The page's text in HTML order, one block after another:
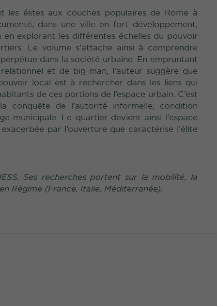
élites aux couches populaires de Rome à
dans une ville en fort développement,
en explorant les différentes échelles du pouvoir
Le volume s’attache ainsi à comprendre
dans la société urbaine. En empruntant
et de big-man, l’auteur suggère que
local est à rechercher dans les liens qui
de ces portions de l’espace urbain. C’est
conquête de l’autorité informelle, condition
municipale. Le quartier devient ainsi l’espace
par l’ouverture que caractérise l’élite
Ses recherches portent sur la mobilité, la
Régime (France, Italie, Méditerranée).